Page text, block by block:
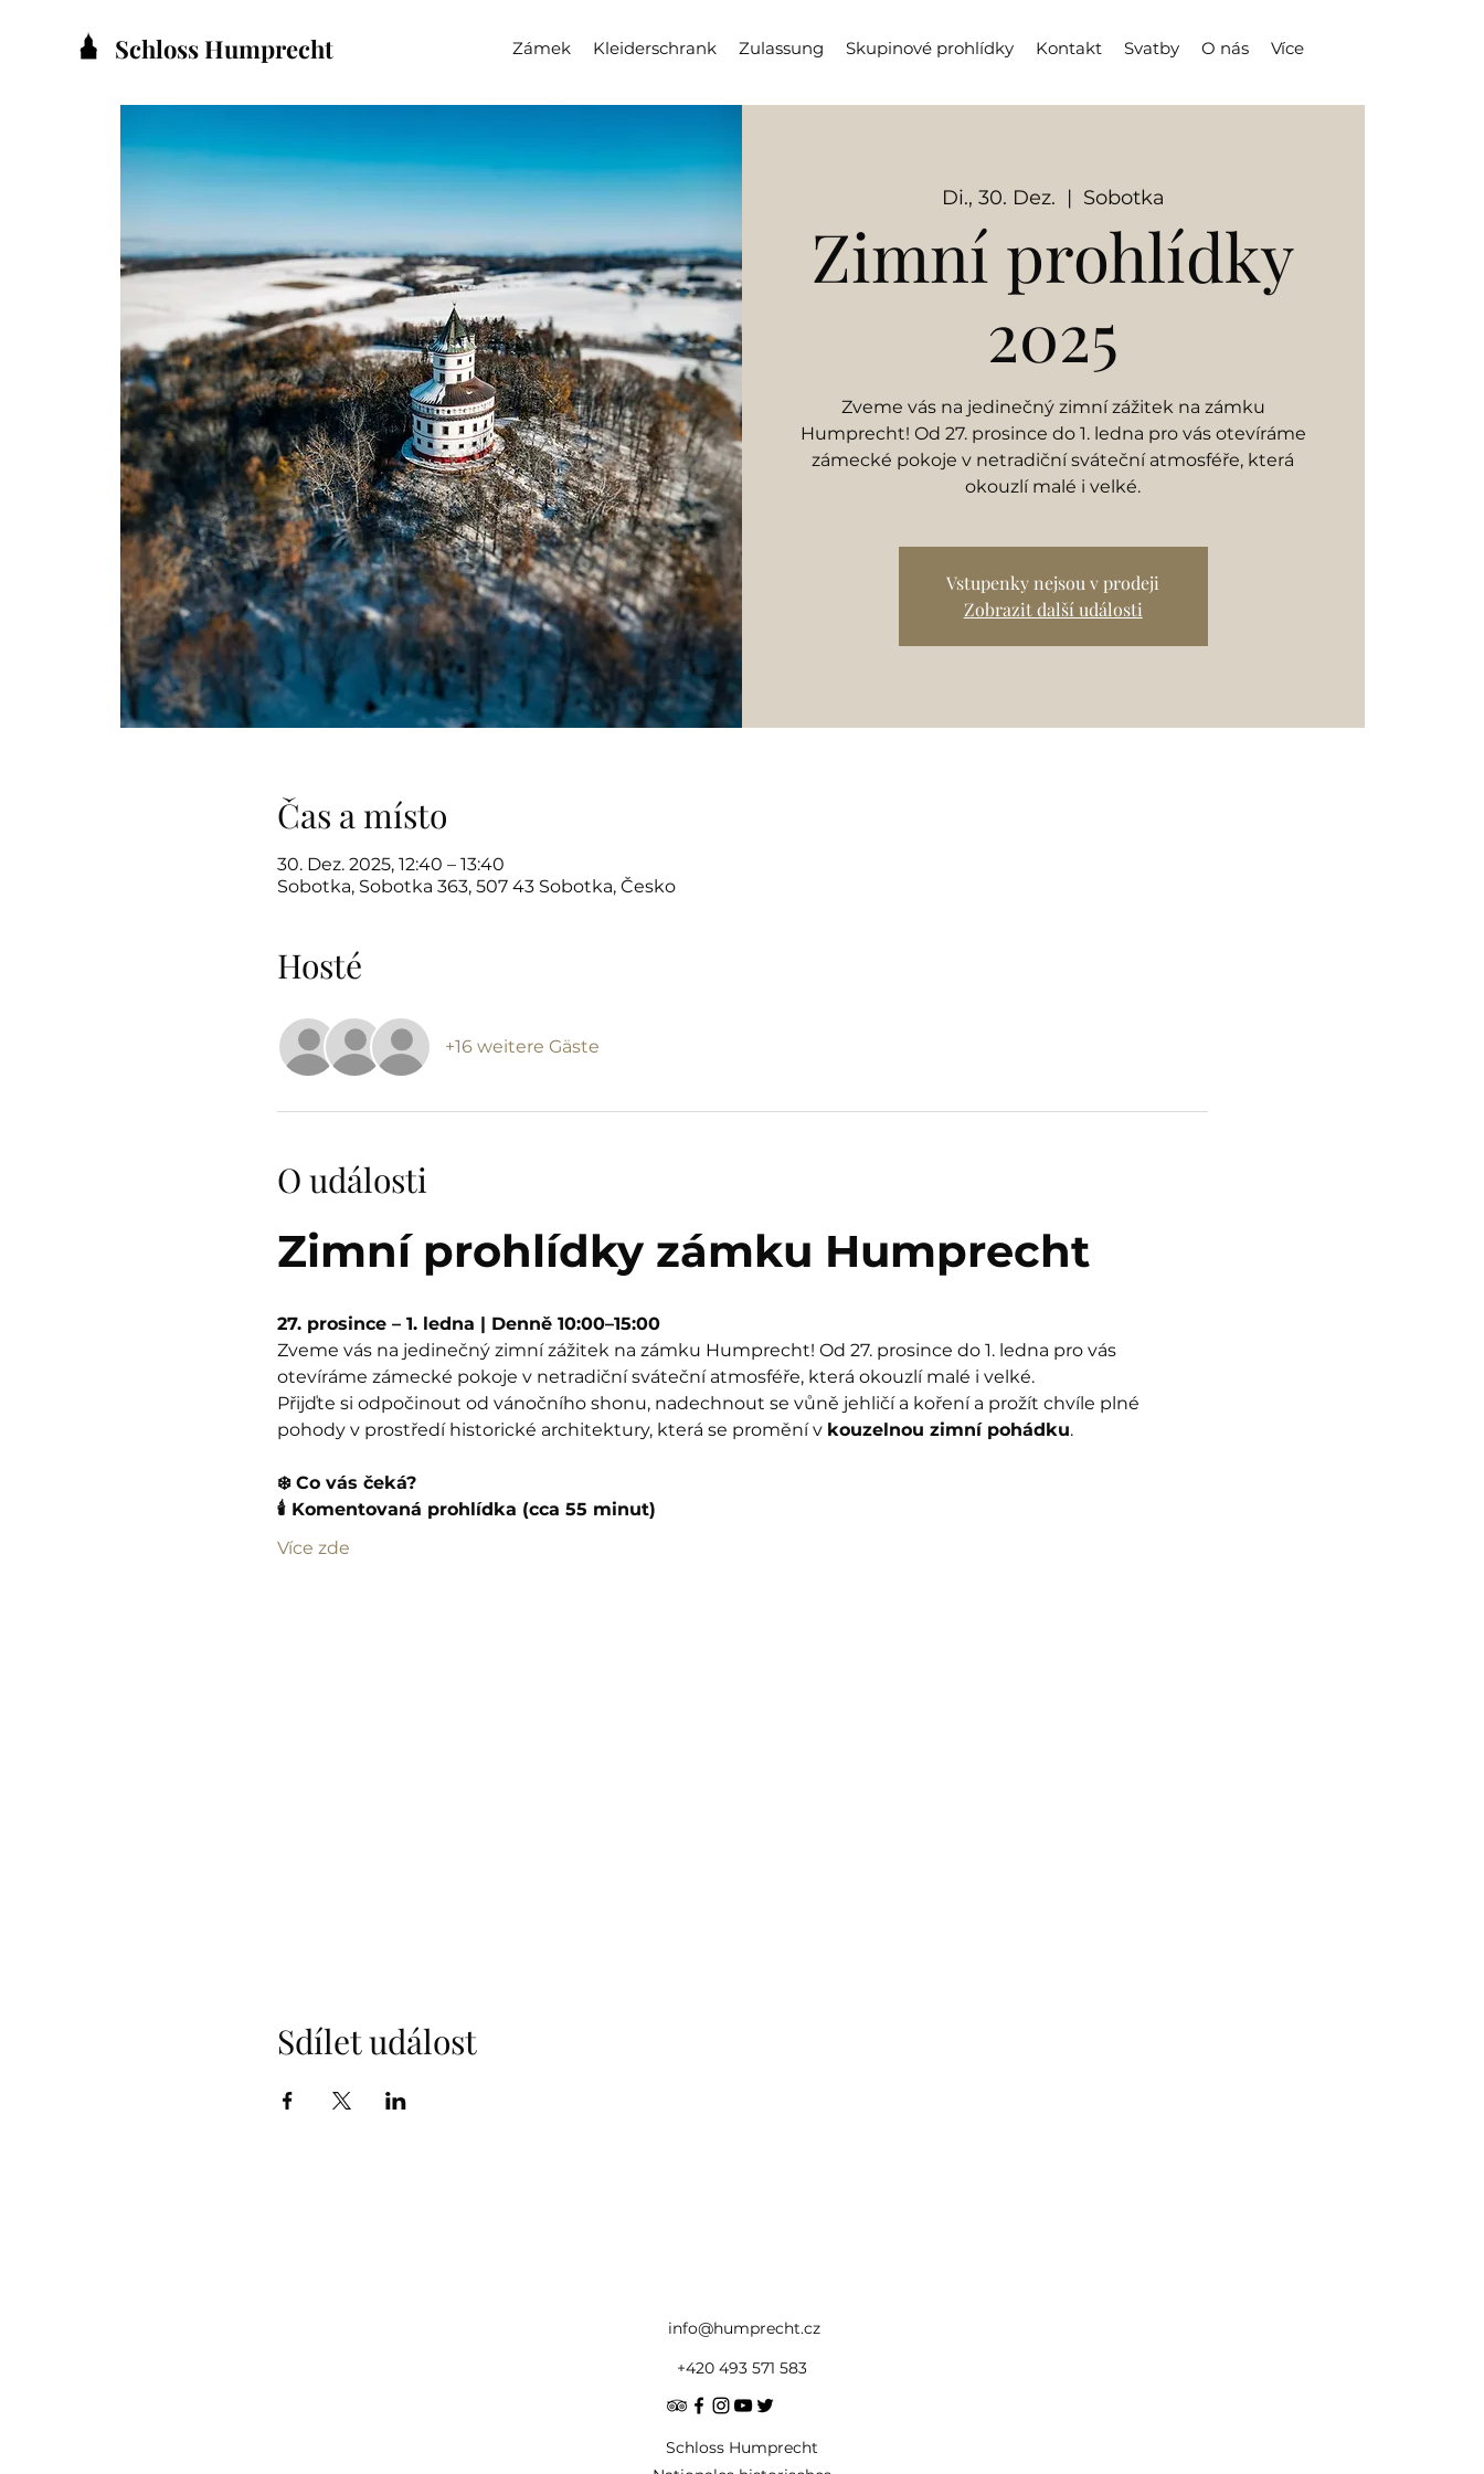
Schloss Humprecht Zámek Kleiderschrank Zulassung Skupinové prohlídky Kontakt Svatby O nás Více
Di., 30. Dez.
  |
Sobotka
Zimní prohlídky
2025
Zveme vás na jedinečný zimní zážitek na zámku
Humprecht! Od 27. prosince do 1. ledna pro vás otevíráme
zámecké pokoje v netradiční sváteční atmosféře, která
okouzlí malé i velké.
Vstupenky nejsou v prodeji
Zobrazit další události
Čas a místo
30. Dez. 2025, 12:40 – 13:40
Sobotka, Sobotka 363, 507 43 Sobotka, Česko
Hosté
+16 weitere Gäste
O události
Zimní prohlídky zámku Humprecht
27. prosince – 1. ledna | Denně 10:00–15:00
Zveme vás na jedinečný zimní zážitek na zámku Humprecht! Od 27. prosince do 1. ledna pro vás
otevíráme zámecké pokoje v netradiční sváteční atmosféře, která okouzlí malé i velké.
Přijďte si odpočinout od vánočního shonu, nadechnout se vůně jehličí a koření a prožít chvíle plné
pohody v prostředí historické architektury, která se promění v kouzelnou zimní pohádku.
❄️ Co vás čeká?
🕯️ Komentovaná prohlídka (cca 55 minut)
Více zde
Sdílet událost
info@humprecht.cz
+420 493 571 583
Schloss Humprecht